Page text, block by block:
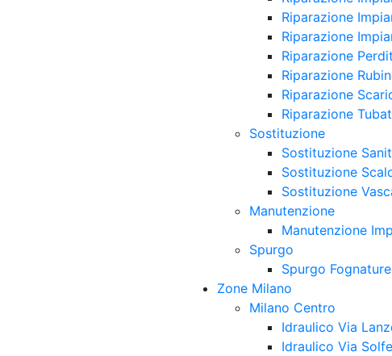
Riparazione
Riparazione
Riparazione
Riparazione
Riparazione
Riparazione
Sostituzione
Sostituzione
Sostituzione
Sostituzione
Manutenzione
Manutenzione
Spurgo
Spurgo
Zone Milano
Milano Centro
Idraulico Via
Idraulico Via